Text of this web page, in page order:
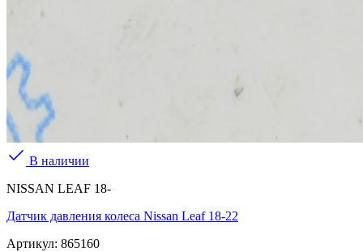
В наличии
NISSAN LEAF 18-
Датчик давления колеса Nissan Leaf 18-22
Артикул: 865160